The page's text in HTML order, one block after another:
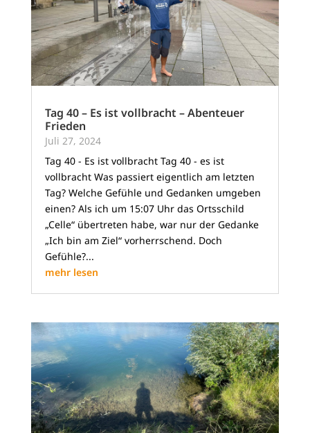
Tag 40 – Es ist vollbracht – Abenteuer
Frieden
Juli 27, 2024
Tag 40 - Es ist vollbracht Tag 40 - es ist
vollbracht Was passiert eigentlich am letzten
Tag? Welche Gefühle und Gedanken umgeben
einen? Als ich um 15:07 Uhr das Ortsschild
„Celle“ übertreten habe, war nur der Gedanke
„Ich bin am Ziel“ vorherrschend. Doch
Gefühle?...
mehr lesen